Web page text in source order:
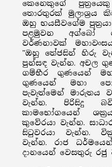
කෙනෙකුගේ
තොරතුරක් මුලාශ්‍රය
ඔහු භයසීවගේම
පළමුවන අග්බෝ
වර්ණනාවක්
"ඔහු තේජසින් හිරු
පුන්සඳ වැන්න. අචල
ගම්භීර ගුණයෙන්
ගුණයෙන් මහා
පැවැත්මෙන්
වැන්න. පිරිසිදු
කාමභෝගයෙන්
කුවේරයා වැන්න.
සිටුවරයා වැන්න.
වැන්න. රාජ
දානයෙන් වෙසතුරු රජු